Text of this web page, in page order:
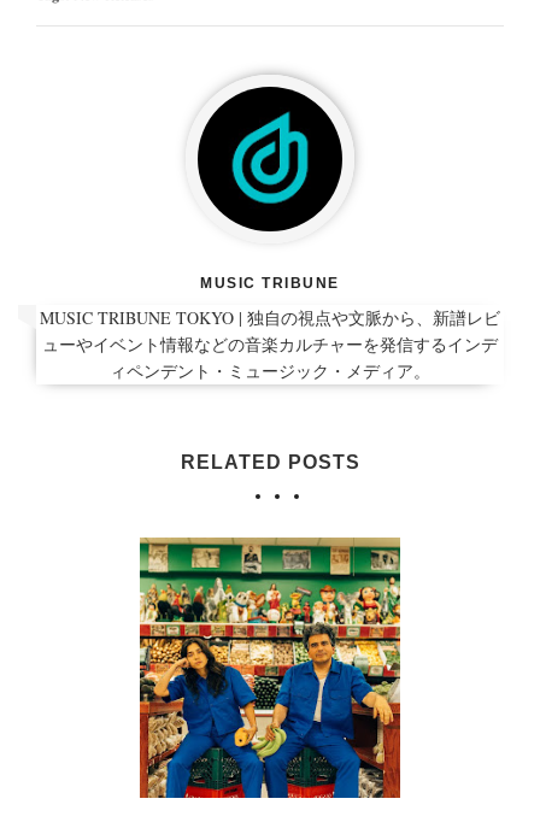
MUSIC TRIBUNE
MUSIC TRIBUNE TOKYO | 独自の視点や文脈から、新譜レビ
ューやイベント情報などの音楽カルチャーを発信するインデ
ィペンデント・ミュージック・メディア。
RELATED POSTS